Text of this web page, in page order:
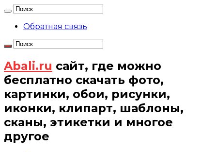
Обратная связь
Abali.ru сайт, где можно
бесплатно скачать фото,
картинки, обои, рисунки,
иконки, клипарт, шаблоны,
сканы, этикетки и многое
другое